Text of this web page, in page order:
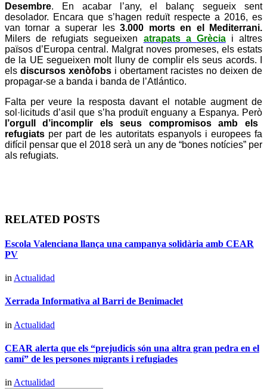
Desembre. En acabar l’any, el balanç segueix sent
desolador. Encara que s’hagen reduït respecte a 2016, es
van tornar a superar les3.000 morts en el Mediterrani.
Milers de refugiats segueixen atrapats a Grèciai altres
països d’Europa central. Malgrat noves promeses, els estats
de la UE segueixen molt lluny de complir els seus acords. I
els discursos xenòfobs i obertament racistes no deixen de
propagar-se a banda i banda de l’Atlántico.
Falta per veure la resposta davant el notable augment de
sol·licituds d’asil que s’ha produït enguany a Espanya. Però
l’orgull d’incomplir els seus compromisos amb els
refugiats per part de les autoritats espanyols i europees fa
difícil pensar que el 2018 serà un any de “bones notícies” per
als refugiats.
RELATED POSTS
Escola Valenciana llança una campanya solidària amb CEAR
PV
in Actualidad
Xerrada Informativa al Barri de Benimaclet
in Actualidad
CEAR alerta que els “prejudicis són una altra gran pedra en el
camí” de les persones migrants i refugiades
in Actualidad